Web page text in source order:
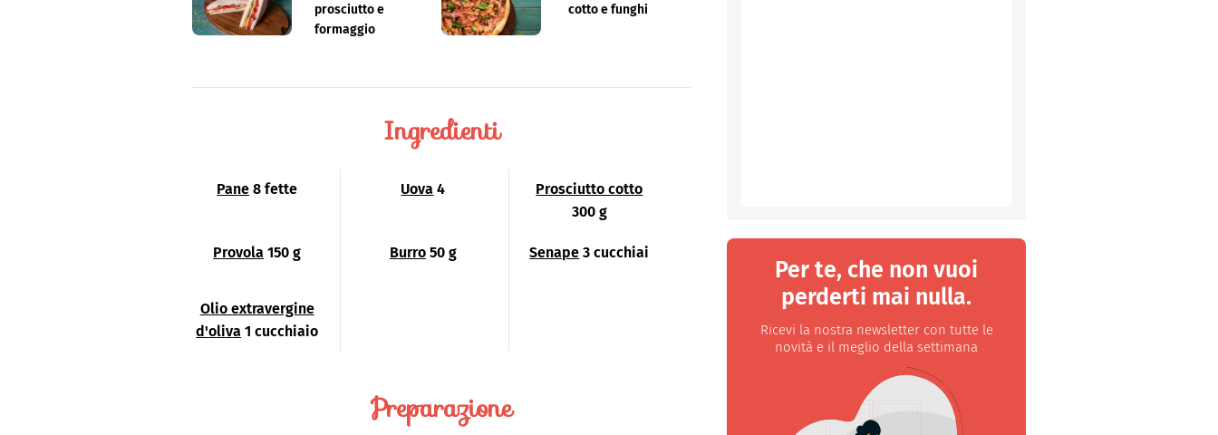
prosciutto e
formaggio
cotto e funghi
Ingredienti
Pane 8 fette Uova 4
Prosciutto cotto
300 g
Provola 150 g Burro 50 g Senape 3 cucchiai
Olio extravergine
d'oliva 1 cucchiaio
Preparazione
Per te, che non vuoi
perderti mai nulla.
Ricevi la nostra newsletter con tutte le
novità e il meglio della settimana